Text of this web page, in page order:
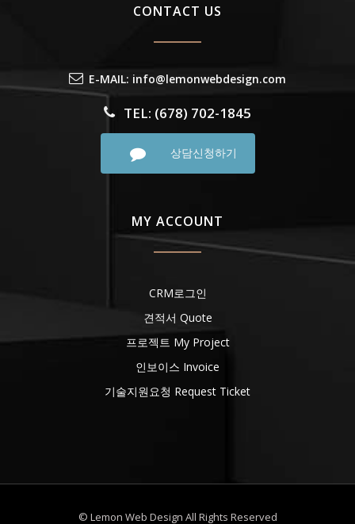
CONTACT US
E-MAIL: info@lemonwebdesign.com
TEL: (678) 702-1845
상담신청하기
MY ACCOUNT
CRM로그인
견적서 Quote
프로젝트 My Project
인보이스 Invoice
기술지원요청 Request Ticket
© Lemon Web Design All Rights Reserved